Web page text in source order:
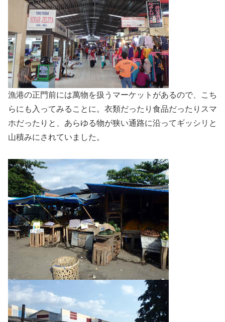
漁港の正門前には萬物を扱うマーケットがあるので、こち
らにも入ってみることに。衣類だったり食品だったりスマ
ホだったりと、あらゆる物が狭い通路に沿ってギッシリと
山積みにされていました。